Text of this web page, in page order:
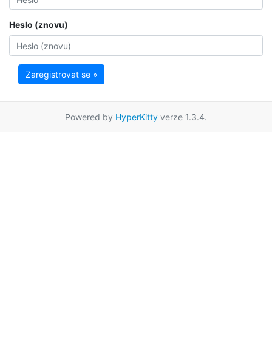
Heslo (znovu)
Zaregistrovat se »
Powered by HyperKitty verze 1.3.4.